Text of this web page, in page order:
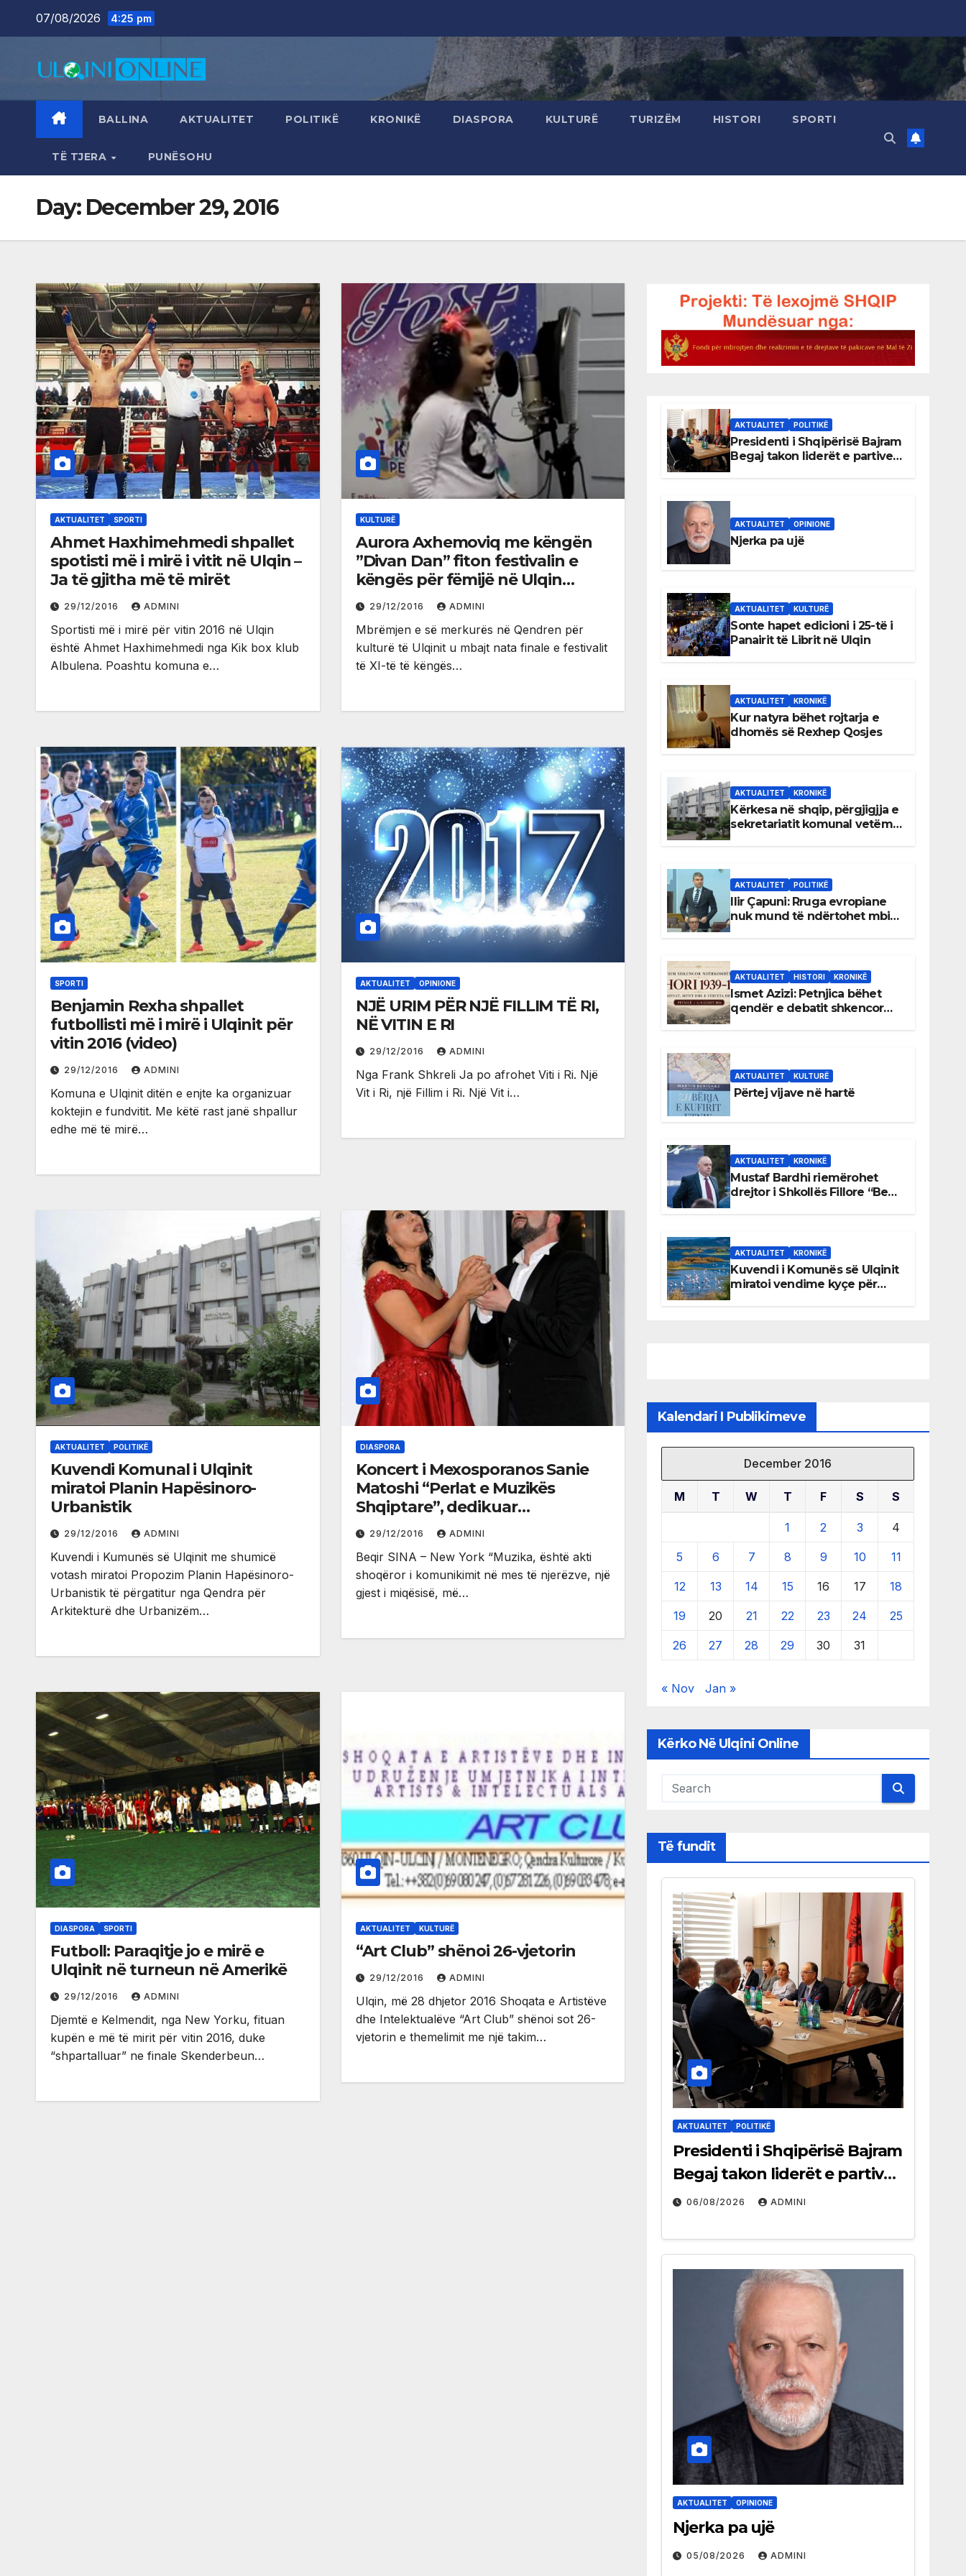
07/08/2026 4:25 pm
BALLINA AKTUALITET POLITIKË KRONIKË DIASPORA KULTURË TURIZËM HISTORI SPORTI
TË TJERA PUNËSOHU
Day: December 29, 2016
AKTUALITET SPORTI
Ahmet Haxhimehmedi shpallet
spotisti më i mirë i vitit në Ulqin –
Ja të gjitha më të mirët
29/12/2016 ADMINI
Sportisti më i mirë për vitin 2016 në Ulqin
është Ahmet Haxhimehmedi nga Kik box klub
Albulena. Poashtu komuna e…
KULTURË
Aurora Axhemoviq me këngën
”Divan Dan” fiton festivalin e
këngës për fëmijë në Ulqin
(video)
29/12/2016 ADMINI
Mbrëmjen e së merkurës në Qendren për
kulturë të Ulqinit u mbajt nata finale e festivalit
të XI-të të këngës…
SPORTI
Benjamin Rexha shpallet
futbollisti më i mirë i Ulqinit për
vitin 2016 (video)
29/12/2016 ADMINI
Komuna e Ulqinit ditën e enjte ka organizuar
koktejin e fundvitit. Me këtë rast janë shpallur
edhe më të mirë…
AKTUALITET OPINIONE
NJË URIM PËR NJË FILLIM TË RI,
NË VITIN E RI
29/12/2016 ADMINI
Nga Frank Shkreli Ja po afrohet Viti i Ri. Një
Vit i Ri, një Fillim i Ri. Një Vit i…
AKTUALITET POLITIKË
Kuvendi Komunal i Ulqinit
miratoi Planin Hapësinoro-
Urbanistik
29/12/2016 ADMINI
Kuvendi i Kumunës së Ulqinit me shumicë
votash miratoi Propozim Planin Hapësinoro-
Urbanistik të përgatitur nga Qendra për
Arkitekturë dhe Urbanizëm…
DIASPORA
Koncert i Mexosporanos Sanie
Matoshi “Perlat e Muzikës
Shqiptare”, dedikuar
Komunitetit Shqiptar në New
York
29/12/2016 ADMINI
Beqir SINA – New York “Muzika, është akti
shoqëror i komunikimit në mes të njerëzve, një
gjest i miqësisë, më…
DIASPORA SPORTI
Futboll: Paraqitje jo e mirë e
Ulqinit në turneun në Amerikë
29/12/2016 ADMINI
Djemtë e Kelmendit, nga New Yorku, fituan
kupën e më të mirit për vitin 2016, duke
“shpartalluar” ne finale Skenderbeun…
AKTUALITET KULTURË
“Art Club” shënoi 26-vjetorin
29/12/2016 ADMINI
Ulqin, më 28 dhjetor 2016 Shoqata e Artistëve
dhe Intelektualëve “Art Club” shënoi sot 26-
vjetorin e themelimit me një takim…
AKTUALITET POLITIKË
Presidenti i Shqipërisë Bajram
Begaj takon liderët e partive
AKTUALITET OPINIONE
Njerka pa ujë
AKTUALITET KULTURË
Sonte hapet edicioni i 25-të i
Panairit të Librit në Ulqin
AKTUALITET KRONIKË
Kur natyra bëhet rojtarja e
dhomës së Rexhep Qosjes
AKTUALITET KRONIKË
Kërkesa në shqip, përgjigjja e
sekretariatit komunal vetëm
AKTUALITET POLITIKË
Ilir Çapuni: Rruga evropiane
nuk mund të ndërtohet mbi
AKTUALITET HISTORI KRONIKË
Ismet Azizi: Petnjica bëhet
qendër e debatit shkencor
AKTUALITET KULTURË
Përtej vijave në hartë
AKTUALITET KRONIKË
Mustaf Bardhi riemërohet
drejtor i Shkollës Fillore “Bedri
AKTUALITET KRONIKË
Kuvendi i Komunës së Ulqinit
miratoi vendime kyçe për
Kalendari I Publikimeve
December 2016
M T W T F S S
1 2 3 4
5 6 7 8 9 10 11
12 13 14 15 16 17 18
19 20 21 22 23 24 25
26 27 28 29 30 31
« Nov Jan »
Kërko Në Ulqini Online
Të fundit
AKTUALITET POLITIKË
Presidenti i Shqipërisë Bajram
Begaj takon liderët e partive
shqiptare në Ulqin
06/08/2026 ADMINI
AKTUALITET OPINIONE
Njerka pa ujë
05/08/2026 ADMINI